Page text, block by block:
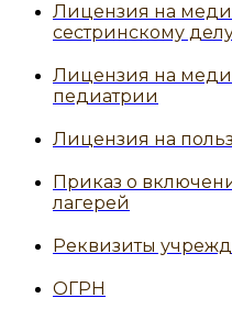
Лицензия на
сестринскому
Лицензия на
педиатрии
Лицензия на
Приказ о
лагерей
Реквизиты
ОГРН